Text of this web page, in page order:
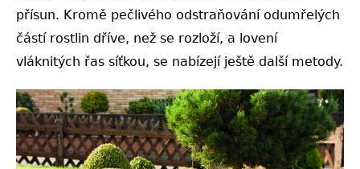
přísun. Kromě pečlivého odstraňování odumřelých
částí rostlin dříve, než se rozloží, a lovení
vláknitých řas síťkou, se nabízejí ještě další metody.